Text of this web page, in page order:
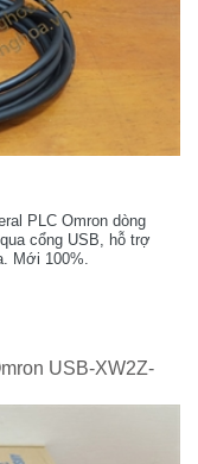
PLC Omron dòng
cổng USB, hỗ trợ
Mới 100%.
USB-XW2Z-